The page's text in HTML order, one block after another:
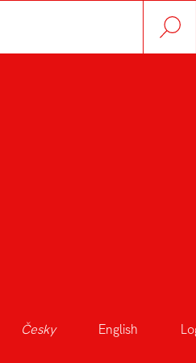
Česky English